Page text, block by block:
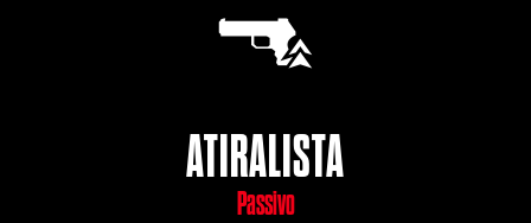
ATIRALISTA
Passivo